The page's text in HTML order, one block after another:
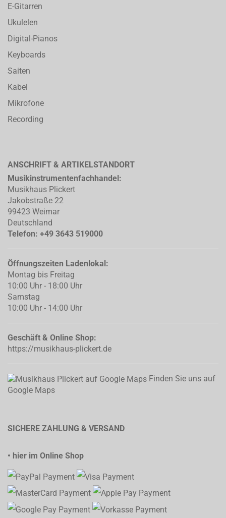
E-Gitarren
Ukulelen
Digital-Pianos
Keyboards
Saiten
Kabel
Mikrofone
Recording
ANSCHRIFT & ARTIKELSTANDORT
Musikinstrumentenfachhandel:
Musikhaus Plickert
Jakobstraße 22
99423 Weimar
Deutschland
Telefon: +49 3643 519000
Öffnungszeiten Ladenlokal:
Montag bis Freitag
10:00 Uhr - 18:00 Uhr
Samstag
10:00 Uhr - 14:00 Uhr
Geschäft & Online Shop:
https://musikhaus-plickert.de
Finden Sie uns auf
Google Maps
SICHERE ZAHLUNG & VERSAND
• hier im Online Shop